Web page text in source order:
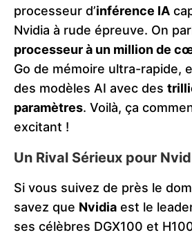
processeur d’inférence IA
Nvidia à rude épreuve. On
processeur à un million de
Go de mémoire ultra-rapide,
des modèles AI avec des
paramètres. Voilà, ça
excitant !
Un Rival Sérieux pour
Si vous suivez de près le
savez que Nvidia est le
ses célèbres DGX100 et